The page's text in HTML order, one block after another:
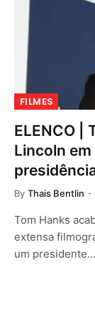
FILMES
ELENCO |
Lincoln
By Thais Bentlin
Tom Hanks
extensa
um presidente…